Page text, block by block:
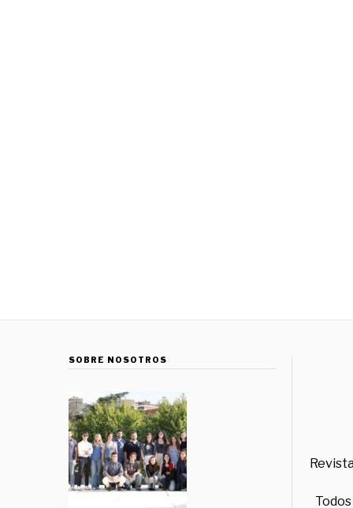
SOBRE NOSOTROS